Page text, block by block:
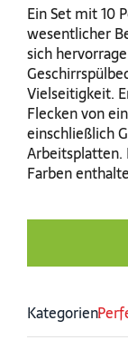
Ein Set mit 10
wesentlicher
sich
Vielseitigkeit.
Flecken von
einschließlich
Arbeitsplatten.
Farben
Kategorien: